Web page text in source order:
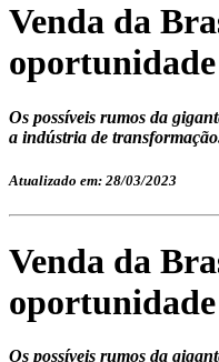
Venda da
Os possíveis rumos da
a indústria de
Atualizado em: 28/03/2023
Venda da
Os possíveis rumos da